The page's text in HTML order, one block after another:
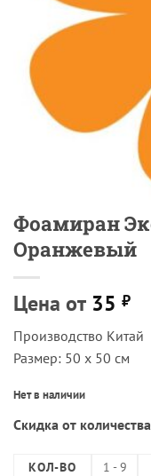
Фоамиран
Оранжевый
Цена от 35 ₽
Производство Китай
Размер: 50 х 50 см
Нет в наличии
Скидка от количества
КОЛ-ВО 1 - 9